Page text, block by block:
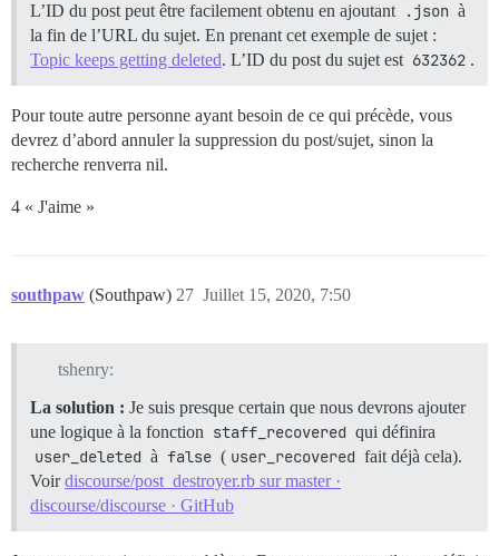
L’ID du post peut être facilement obtenu en ajoutant .json à
la fin de l’URL du sujet. En prenant cet exemple de sujet :
Topic keeps getting deleted. L’ID du post du sujet est 632362 .
Pour toute autre personne ayant besoin de ce qui précède, vous
devrez d’abord annuler la suppression du post/sujet, sinon la
recherche renverra nil.
4 « J'aime »
southpaw (Southpaw) Juillet 15, 2020, 7:50
27
tshenry:
La solution : Je suis presque certain que nous devrons ajouter
une logique à la fonction staff_recovered qui définira
user_deleted à false ( user_recovered fait déjà cela).
Voirdiscourse/post_destroyer.rb sur master ·
discourse/discourse · GitHub